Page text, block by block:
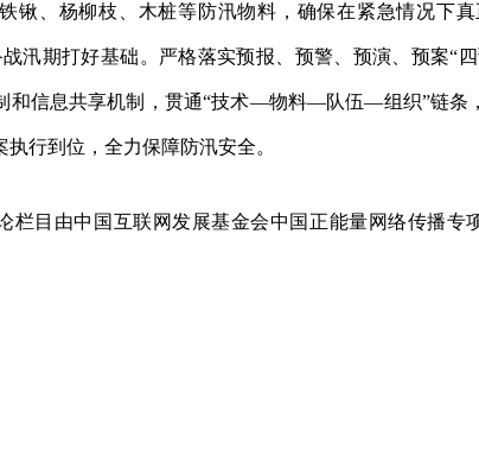
锹、杨柳枝、木桩等防汛物料，确保在紧急情况下
汛期打好基础。严格落实预报、预警、预演、预案“
和信息共享机制，贯通“技术—物料—队伍—组织”链条
行到位，全力保障防汛安全。
栏目由中国互联网发展基金会中国正能量网络传播专